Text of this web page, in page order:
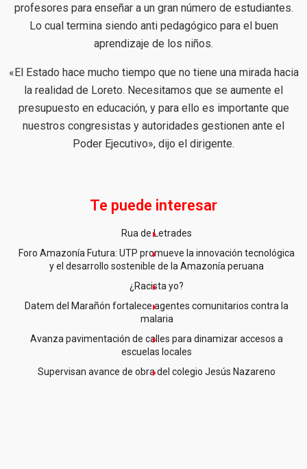
profesores para enseñar a un gran número de estudiantes.
Lo cual termina siendo anti pedagógico para el buen
aprendizaje de los niños.
«El Estado hace mucho tiempo que no tiene una mirada hacia
la realidad de Loreto. Necesitamos que se aumente el
presupuesto en educación, y para ello es importante que
nuestros congresistas y autoridades gestionen ante el
Poder Ejecutivo», dijo el dirigente.
Te puede interesar
Rua de Letrades
Foro Amazonía Futura: UTP promueve la innovación tecnológica
y el desarrollo sostenible de la Amazonía peruana
¿Racista yo?
Datem del Marañón fortalece agentes comunitarios contra la
malaria
Avanza pavimentación de calles para dinamizar accesos a
escuelas locales
Supervisan avance de obra del colegio Jesús Nazareno